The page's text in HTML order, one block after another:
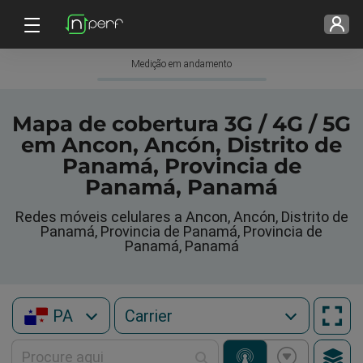
Medição em andamento
Mapa de cobertura 3G / 4G / 5G
em Ancon, Ancón, Distrito de
Panamá, Provincia de
Panamá, Panamá
Redes móveis celulares a Ancon, Ancón, Distrito de
Panamá, Provincia de Panamá, Provincia de
Panamá, Panamá
PA